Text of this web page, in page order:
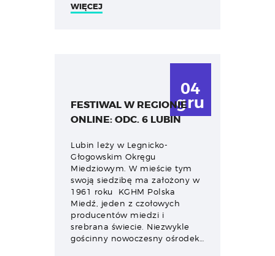
WIĘCEJ
04
gru
FESTIWAL W REGIONIE
ONLINE: ODC. 6 LUBIN
Lubin leży w Legnicko-
Głogowskim Okręgu
Miedziowym. W mieście tym
swoją siedzibę ma założony w
1961 roku KGHM Polska
Miedź, jeden z czołowych
producentów miedzi i
srebrana świecie. Niezwykle
gościnny nowoczesny ośrodek…